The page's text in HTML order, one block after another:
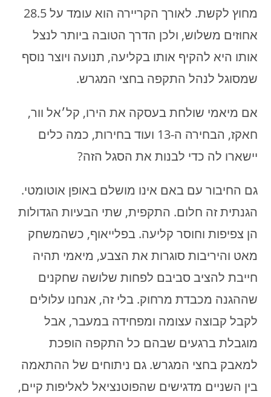
מחוץ לקשת. לאורך הקריירה הוא עומד על 28.5
אחוזים משלוש, ולכן הדרך הטובה ביותר לנצל
אותו היא להקיף אותו בקליעה, תנועה ויוצר נוסף
שמסוגל לנהל התקפה בחצי המגרש.
אם מיאמי שולחת בעסקה את הירו, קל׳אל וור,
חאקז, הבחירה ה-13 ועוד בחירות, כמה כלים
יישארו לה כדי לבנות את הסגל הזה?
גם החיבור עם באם אינו מושלם באופן אוטומטי.
הגנתית זה חלום. התקפית, שתי הבעיות הגדולות
הן צפיפות וחוסר קליעה. בפלייאוף, כשהמשחק
מאט והיריבות סוגרות את הצבע, מיאמי תהיה
חייבת להציב סביבם לפחות שלושה שחקנים
שההגנה מכבדת מרחוק. בלי זה, אנחנו עלולים
לקבל קבוצה עצומה ומפחידה במעבר, אבל
מוגבלת ברגעים שבהם כל התקפה הופכת
למאבק בחצי המגרש. גם ניתוחים של ההתאמה
בין השניים מדגישים שהפוטנציאל לאליפות קיים,